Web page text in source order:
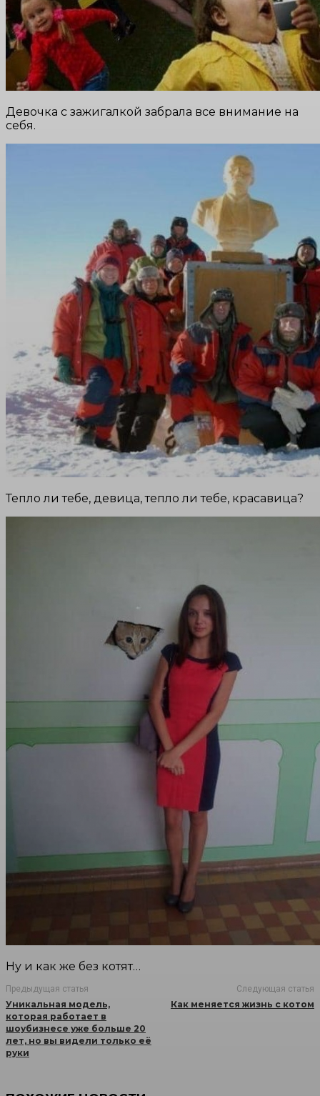
Девочка с зажигалкой забрала все внимание на
себя.
Тепло ли тебе, девица, тепло ли тебе, красавица?
Ну и как же без котят…
Предыдущая статья
Уникальная модель,
которая работает в
шоубизнесе уже больше 20
лет, но вы видели только её
руки
Следующая статья
Как меняется жизнь с котом